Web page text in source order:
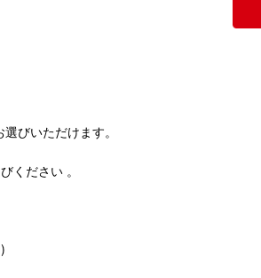
びいただけます。
をお選びください 。